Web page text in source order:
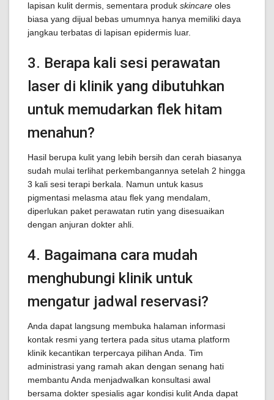
lapisan kulit dermis, sementara produk skincare oles
biasa yang dijual bebas umumnya hanya memiliki daya
jangkau terbatas di lapisan epidermis luar.
3. Berapa kali sesi perawatan
laser di klinik yang dibutuhkan
untuk memudarkan flek hitam
menahun?
Hasil berupa kulit yang lebih bersih dan cerah biasanya
sudah mulai terlihat perkembangannya setelah 2 hingga
3 kali sesi terapi berkala. Namun untuk kasus
pigmentasi melasma atau flek yang mendalam,
diperlukan paket perawatan rutin yang disesuaikan
dengan anjuran dokter ahli.
4. Bagaimana cara mudah
menghubungi klinik untuk
mengatur jadwal reservasi?
Anda dapat langsung membuka halaman informasi
kontak resmi yang tertera pada situs utama platform
klinik kecantikan terpercaya pilihan Anda. Tim
administrasi yang ramah akan dengan senang hati
membantu Anda menjadwalkan konsultasi awal
bersama dokter spesialis agar kondisi kulit Anda dapat